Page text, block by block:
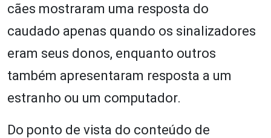
cães mostraram uma resposta do
caudado apenas quando os sinalizadores
eram seus donos, enquanto outros
também apresentaram resposta a um
estranho ou um computador.
Do ponto de vista do conteúdo de